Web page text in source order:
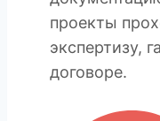
проекты
экспертизу,
договоре.